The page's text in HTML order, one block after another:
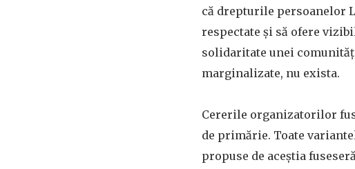
că drepturile persoanelor
respectate și să ofere
solidaritate unei
marginalizate, nu exista.
Cererile organizatorilor
de primărie. Toate
propuse de aceștia